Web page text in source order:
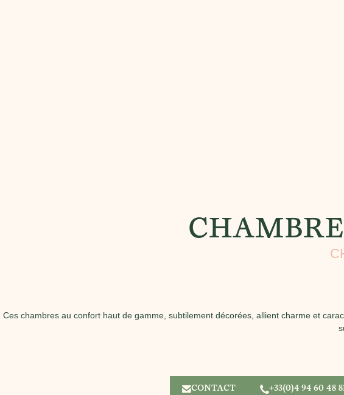
Ces chambres au confort haut de gamme, subtilement décorées, allient charme et
CONTACT +33(0)4 94 60 48